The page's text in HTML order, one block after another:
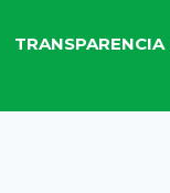
TRANSPARENCIA